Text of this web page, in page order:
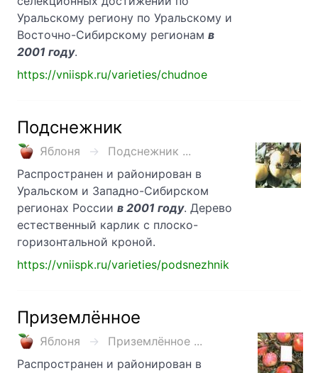
Уральскому региону по Уральскому и
Восточно-Сибирскому регионам в
2001 году.
https://vniispk.ru/varieties/chudnoe
Подснежник
Яблоня
Подснежник ...
Распространен и районирован в
Уральском и Западно-Сибирском
регионах России в 2001 году. Дерево
естественный карлик с плоско-
горизонтальной кроной.
https://vniispk.ru/varieties/podsnezhnik
Приземлённое
Яблоня
Приземлённое ...
Распространен и районирован в